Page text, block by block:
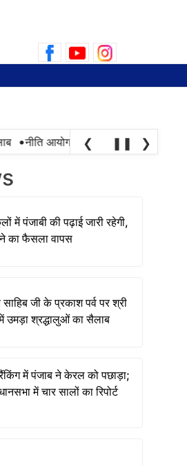
for:
• नीति आयोग की रैंकिंग में पंजाब ने केरल को
❮ ❚❚ ❯
में पंजाबी की पढ़ाई जारी रहेगी,
का फैसला वापस
जी के प्रकाश पर्व पर श्री
में उमड़ा श्रद्धालुओं का सैलाब
में पंजाब ने केरल को पछाड़ा;
में चार सालों का रिपोर्ट